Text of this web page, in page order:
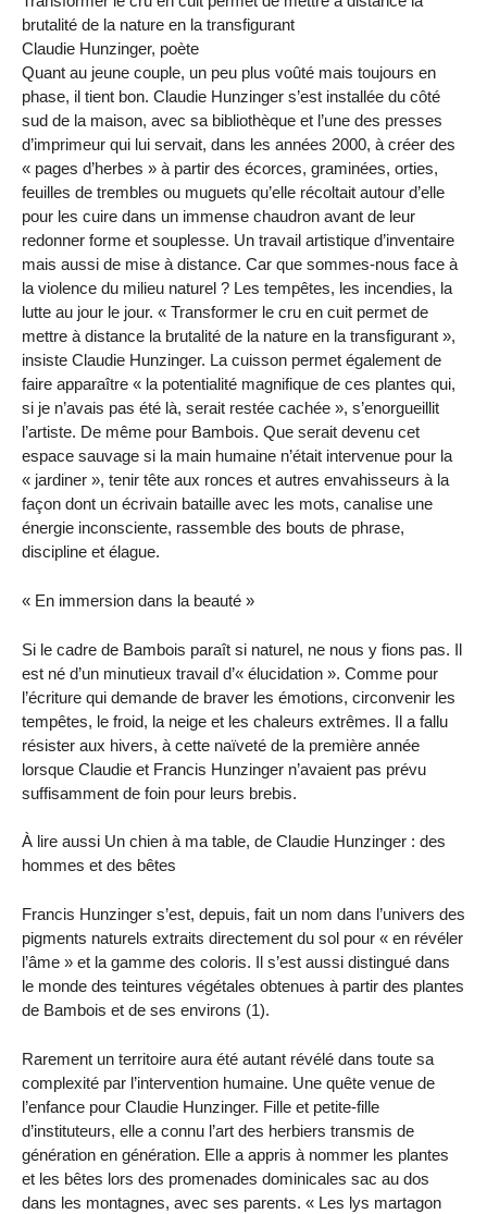
brutalité de la nature en la transfigurant
Claudie Hunzinger, poète
Quant au jeune couple, un peu plus voûté mais toujours en
phase, il tient bon. Claudie Hunzinger s’est installée du côté
sud de la maison, avec sa bibliothèque et l’une des presses
d’imprimeur qui lui servait, dans les années 2000, à créer des
« pages d’herbes » à partir des écorces, graminées, orties,
feuilles de trembles ou muguets qu’elle récoltait autour d’elle
pour les cuire dans un immense chaudron avant de leur
redonner forme et souplesse. Un travail artistique d’inventaire
mais aussi de mise à distance. Car que sommes-nous face à
la violence du milieu naturel ? Les tempêtes, les incendies, la
lutte au jour le jour. « Transformer le cru en cuit permet de
mettre à distance la brutalité de la nature en la transfigurant »,
insiste Claudie Hunzinger. La cuisson permet également de
faire apparaître « la potentialité magnifique de ces plantes qui,
si je n’avais pas été là, serait restée cachée », s’enorgueillit
l’artiste. De même pour Bambois. Que serait devenu cet
espace sauvage si la main humaine n’était intervenue pour la
« jardiner », tenir tête aux ronces et autres envahisseurs à la
façon dont un écrivain bataille avec les mots, canalise une
énergie inconsciente, rassemble des bouts de phrase,
discipline et élague.
« En immersion dans la beauté »
Si le cadre de Bambois paraît si naturel, ne nous y fions pas. Il
est né d’un minutieux travail d’« élucidation ». Comme pour
l’écriture qui demande de braver les émotions, circonvenir les
tempêtes, le froid, la neige et les chaleurs extrêmes. Il a fallu
résister aux hivers, à cette naïveté de la première année
lorsque Claudie et Francis Hunzinger n’avaient pas prévu
suffisamment de foin pour leurs brebis.
À lire aussi Un chien à ma table, de Claudie Hunzinger : des
hommes et des bêtes
Francis Hunzinger s’est, depuis, fait un nom dans l’univers des
pigments naturels extraits directement du sol pour « en révéler
l’âme » et la gamme des coloris. Il s’est aussi distingué dans
le monde des teintures végétales obtenues à partir des plantes
de Bambois et de ses environs (1).
Rarement un territoire aura été autant révélé dans toute sa
complexité par l’intervention humaine. Une quête venue de
l’enfance pour Claudie Hunzinger. Fille et petite-fille
d’instituteurs, elle a connu l’art des herbiers transmis de
génération en génération. Elle a appris à nommer les plantes
et les bêtes lors des promenades dominicales sac au dos
dans les montagnes, avec ses parents. « Les lys martagon